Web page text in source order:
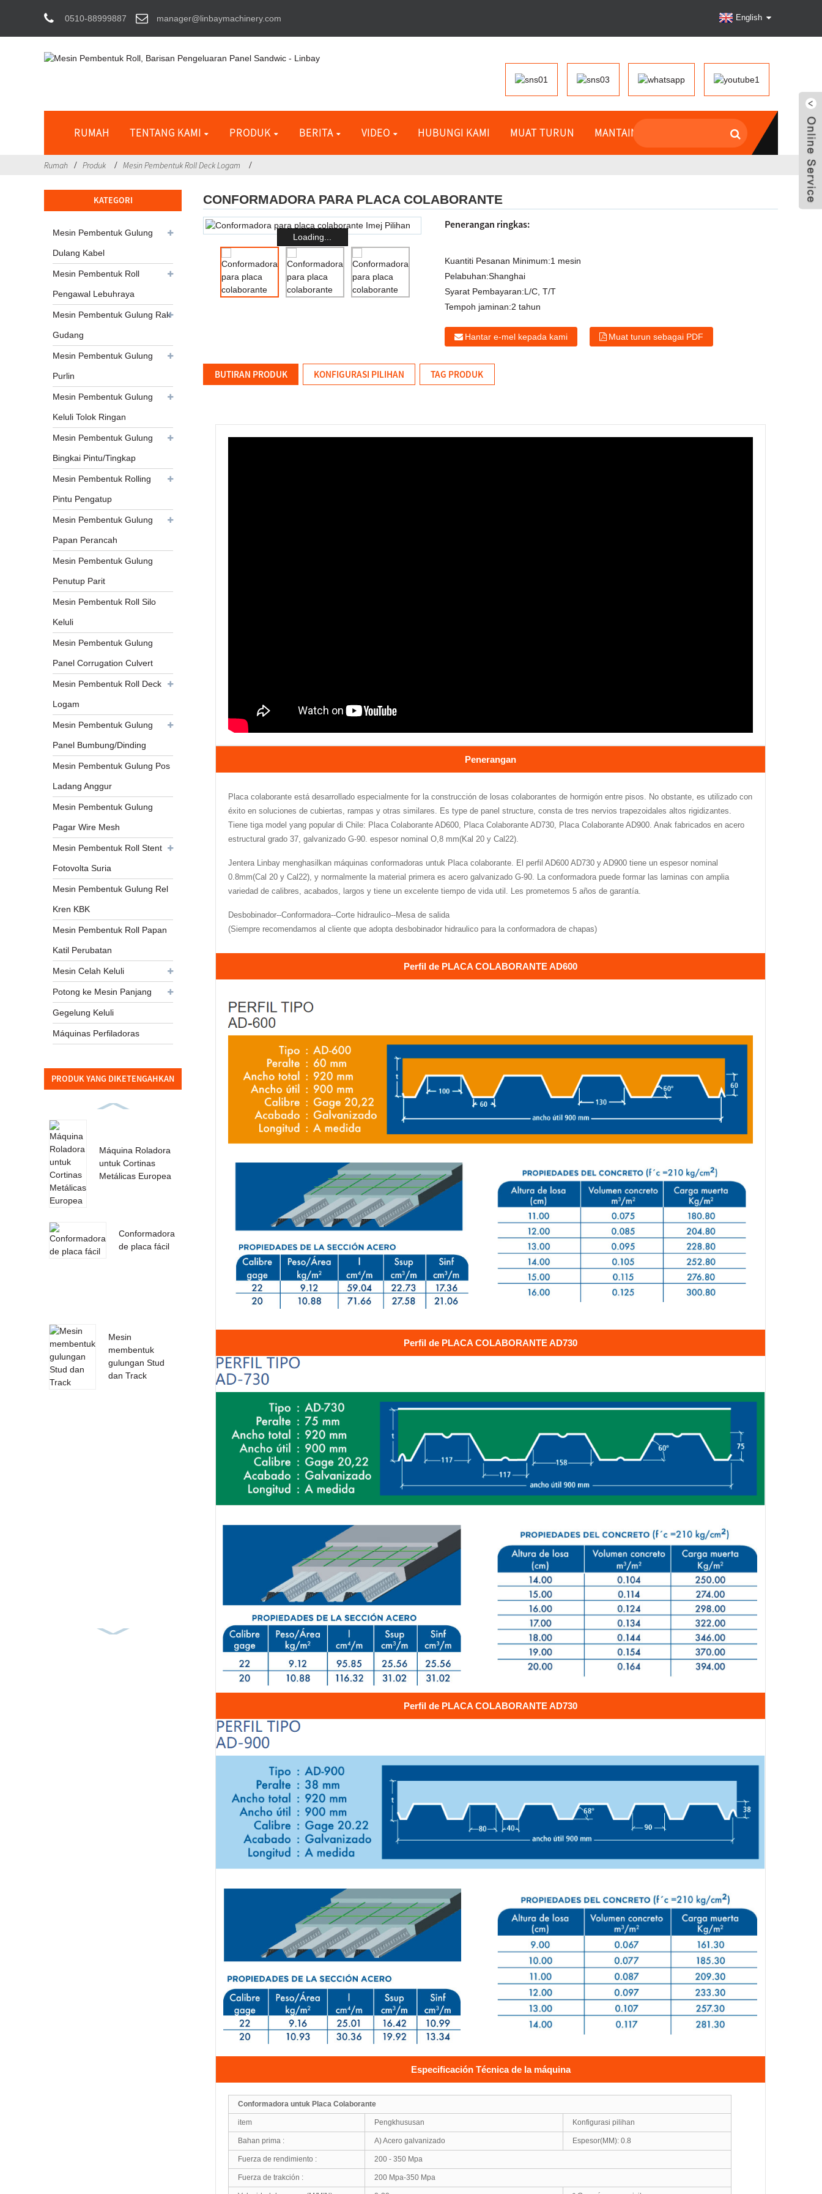
0510-88999887 manager@linbaymachinery.com English
RUMAH TENTANG KAMI PRODUK BERITA VIDEO HUBUNGI KAMI MUAT TURUN MANTAINCE
Rumah Produk Mesin Pembentuk Roll Deck Logam
KATEGORI
Mesin Pembentuk Gulung
Dulang Kabel
Mesin Pembentuk Roll
Pengawal Lebuhraya
Mesin Pembentuk Gulung Rak
Gudang
Mesin Pembentuk Gulung
Purlin
Mesin Pembentuk Gulung
Keluli Tolok Ringan
Mesin Pembentuk Gulung
Bingkai Pintu/Tingkap
Mesin Pembentuk Rolling
Pintu Pengatup
Mesin Pembentuk Gulung
Papan Perancah
Mesin Pembentuk Gulung
Penutup Parit
Mesin Pembentuk Roll Silo
Keluli
Mesin Pembentuk Gulung
Panel Corrugation Culvert
Mesin Pembentuk Roll Deck
Logam
Mesin Pembentuk Gulung
Panel Bumbung/Dinding
Mesin Pembentuk Gulung Pos
Ladang Anggur
Mesin Pembentuk Gulung
Pagar Wire Mesh
Mesin Pembentuk Roll Stent
Fotovolta Suria
Mesin Pembentuk Gulung Rel
Kren KBK
Mesin Pembentuk Roll Papan
Katil Perubatan
Mesin Celah Keluli
Potong ke Mesin Panjang
Gegelung Keluli
Máquinas Perfiladoras
PRODUK YANG DIKETENGAHKAN
Máquina Roladora
untuk Cortinas
Metálicas Europea
Conformadora
de placa fácil
Mesin
membentuk
gulungan Stud
dan Track
CONFORMADORA PARA PLACA COLABORANTE
Loading...
Penerangan ringkas:
Kuantiti Pesanan Minimum:1 mesin
Pelabuhan:Shanghai
Syarat Pembayaran:L/C, T/T
Tempoh jaminan:2 tahun
Hantar e-mel kepada kami Muat turun sebagai PDF
BUTIRAN PRODUK KONFIGURASI PILIHAN TAG PRODUK
Penerangan
Placa colaborante está desarrollado especialmente for la construcción de losas colaborantes de hormigón entre pisos. No obstante, es utilizado con
éxito en soluciones de cubiertas, rampas y otras similares. Es type de panel structure, consta de tres nervios trapezoidales altos rigidizantes.
Tiene tiga model yang popular di Chile: Placa Colaborante AD600, Placa Colaborante AD730, Placa Colaborante AD900. Anak fabricados en acero
estructural grado 37, galvanizado G-90. espesor nominal O,8 mm(Kal 20 y Cal22).
Jentera Linbay menghasilkan máquinas conformadoras untuk Placa colaborante. El perfil AD600 AD730 y AD900 tiene un espesor nominal
0.8mm(Cal 20 y Cal22), y normalmente la material primera es acero galvanizado G-90. La conformadora puede formar las laminas con amplia
variedad de calibres, acabados, largos y tiene un excelente tiempo de vida util. Les prometemos 5 años de garantía.
Desbobinador--Conformadora--Corte hidraulico--Mesa de salida
(Siempre recomendamos al cliente que adopta desbobinador hidraulico para la conformadora de chapas)
Perfil de PLACA COLABORANTE AD600
Perfil de PLACA COLABORANTE AD730
Perfil de PLACA COLABORANTE AD730
Especificación Técnica de la máquina
Conformadora untuk Placa Colaborante
item Pengkhususan Konfigurasi pilihan
Bahan prima : A) Acero galvanizado Espesor(MM): 0.8
Fuerza de rendimiento : 200 - 350 Mpa
Fuerza de trakción : 200 Mpa-350 Mpa